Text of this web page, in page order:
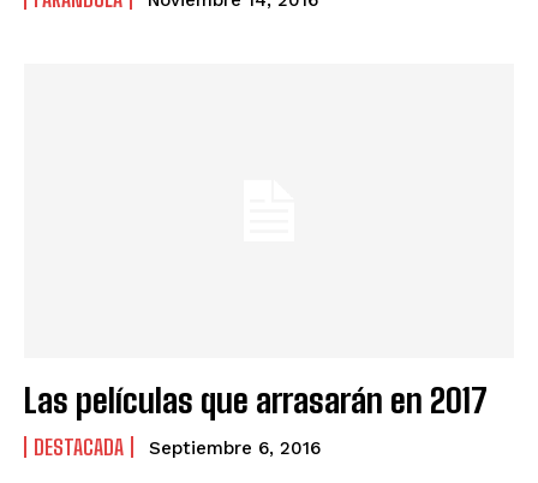
Las películas que arrasarán en 2017
DESTACADA Septiembre 6, 2016